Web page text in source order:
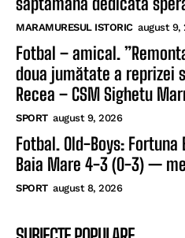
MARAMURESUL ISTORIC august 9,
Fotbal – amical.
doua jumătate a reprizei
Recea – CSM Sighetu
SPORT august 9, 2026
Fotbal. Old-Boys: Fortuna
Baia Mare 4-3 (0-3) —
SPORT august 8, 2026